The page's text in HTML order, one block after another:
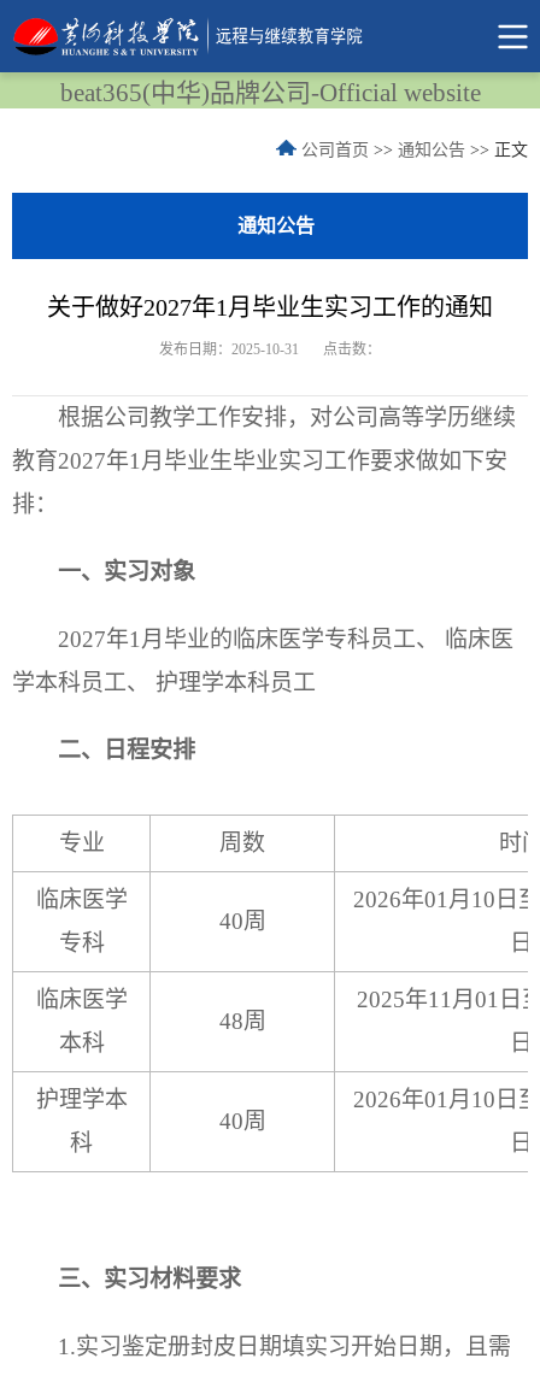
beat365(中华)品牌公司-Official website
公司首页 >> 通知公告 >> 正文
通知公告
关于做好2027年1月毕业生实习工作的通知
发布日期：2025-10-31 点击数：
根据公司教学工作安排，对公司高等学历继续
教育2027年1月毕业生毕业实习工作要求做如下安
排：
一、实习对象
2027年1月毕业的临床医学专科员工、 临床医
学本科员工、 护理学本科员工
二、 日程安排
专业 周数 时
临床医学
专科
40周
2026年01月10日
日
临床医学
本科
48周
2025年11月01日
日
护理学本
科
40周
2026年01月10日
日
三、 实习材料要求
1.实习鉴定册封皮日期填实习开始日期，且需